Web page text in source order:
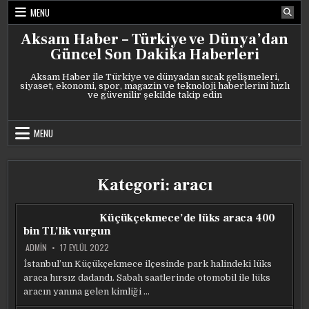
Skip
content
MENU
Aksam Haber – Türkiye ve Dünya’dan
Güncel Son Dakika Haberleri
Aksam Haber ile Türkiye ve dünyadan sıcak gelişmeleri,
siyaset, ekonomi, spor, magazin ve teknoloji haberlerini hızlı
ve güvenilir şekilde takip edin
MENU
Kategori: aracı
Küçükçekmece’de lüks araca 400
bin TL’lik vurgun
ADMIN 17 EYLÜL 2022
İstanbul’un Küçükçekmece ilçesinde park halindeki lüks
araca hırsız dadandı. Sabah saatlerinde otomobil ile lüks
aracın yanına gelen kimliği …